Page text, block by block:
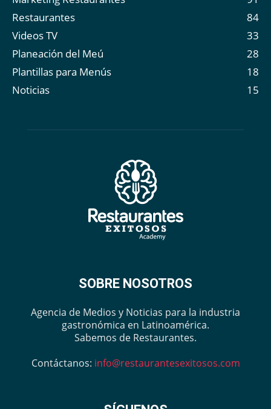
Restaurantes
84
Videos TV
33
Planeación del Meú
28
Plantillas para Menús
18
Noticias
15
SOBRE NOSOTROS
Agencia de Medios y Noticias para la industria
gastronómica en Latinoamérica.
Sabemos de Restaurantes.
Contáctanos: info@restaurantesexitosos.com